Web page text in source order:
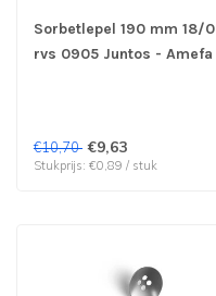
Sorbetlepel 190 mm 18/0
rvs 0905 Juntos - Amefa
€10,70 €9,63
Stukprijs: €0,89 / stuk